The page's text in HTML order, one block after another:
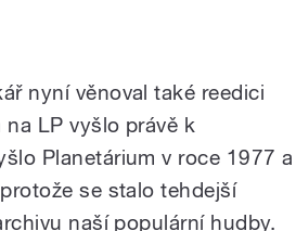
nyní věnoval také reedici
LP vyšlo právě k
Planetárium v roce 1977 a
se stalo tehdejší
naší populární hudby.